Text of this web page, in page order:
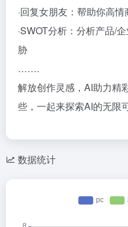
·回复女朋友：帮助你高
·SWOT分析：分析产品/
胁
…….
解放创作灵感，AI助力精
些，一起来探索AI的无限
数据统计